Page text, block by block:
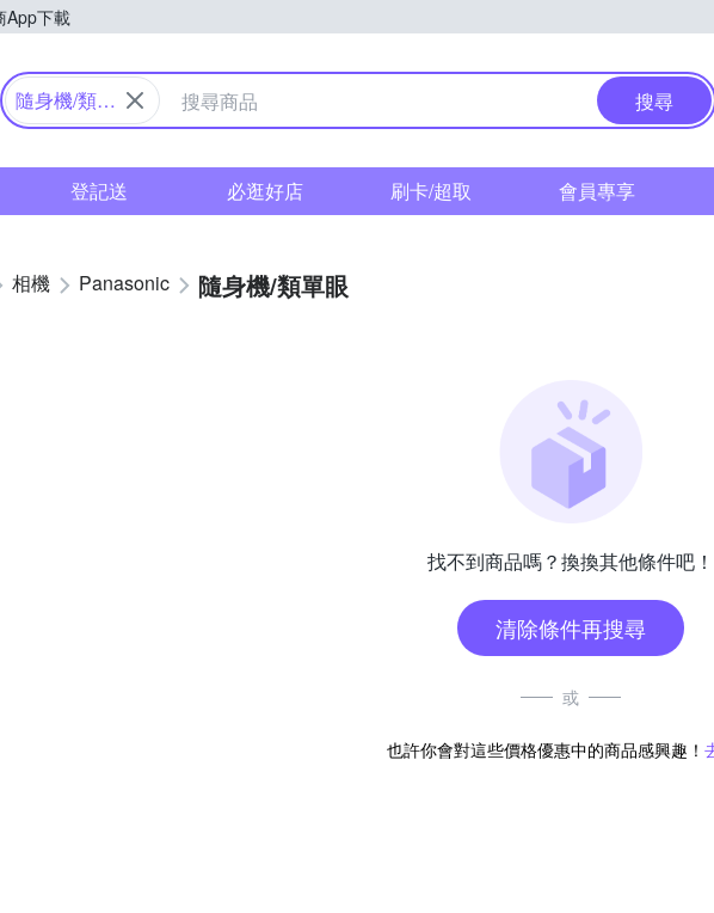
App下載
購物中心
隨身機/類單
搜尋
登記送 必逛好店 刷卡/超取 會員專享
相機 Panasonic 隨身機/類單眼
找不到商品嗎？換換其他條件吧！
清除條件再搜尋
或
也許你會對這些價格優惠中的商品感興趣！